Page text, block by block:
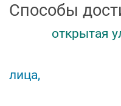
Способы
открытая
лица,